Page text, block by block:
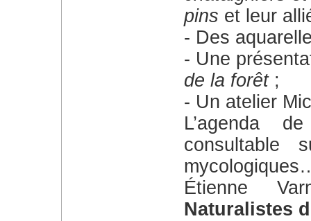
pins et leur
Des
Une
de la forêt;
Un atelier
L’agenda de toutes nos activités est
consultable
Étienne
Naturalistes